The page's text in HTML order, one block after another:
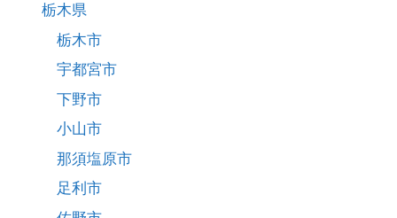
栃木県
栃木市
宇都宮市
下野市
小山市
那須塩原市
足利市